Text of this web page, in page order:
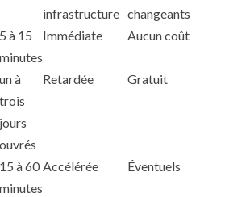
infrastructure changeants
5 à 15
minutes
Immédiate Aucun coût
un à
trois
jours
ouvrés
Retardée Gratuit
15 à 60
minutes
Accélérée Éventuels